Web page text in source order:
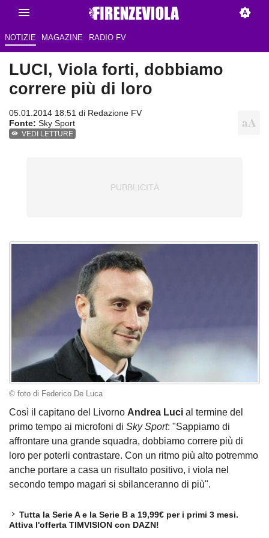
NOTIZIE MAGAZINE RADIO FV
LUCI, Viola forti, dobbiamo
correre più di loro
05.01.2014 18:51 di Redazione FV
Fonte: Sky Sport
VEDI LETTURE
© foto di Federico De Luca
Così il capitano del Livorno Andrea Luci al termine del
primo tempo ai microfoni di Sky Sport: "Sappiamo di
affrontare una grande squadra, dobbiamo correre più di
loro per poterli contrastare. Con un ritmo più alto potremmo
anche portare a casa un risultato positivo, i viola nel
secondo tempo magari si sbilanceranno di più".
Tutta la Serie A e la Serie B a 19,99€ per i primi 3 mesi.
Attiva l'offerta TIMVISION con DAZN!